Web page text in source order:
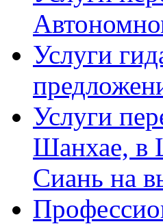
Услуги
Услуги
Шанхае, в
Сиань на